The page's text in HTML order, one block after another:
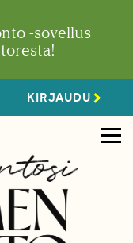
-sovellus
KIRJAUDU